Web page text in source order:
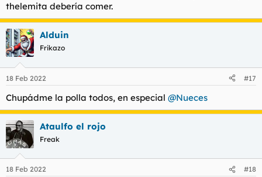
thelemita debería comer.
Alduin
Frikazo
18 Feb 2022 #17
Chupádme la polla todos, en especial @Nueces
Ataulfo el rojo
Freak
18 Feb 2022 #18